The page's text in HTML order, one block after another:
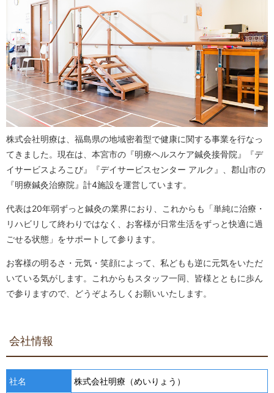
株式会社明療は、福島県の地域密着型で健康に関する事業を行なっ
てきました。現在は、本宮市の『明療ヘルスケア鍼灸接骨院』『デ
イサービスよろこび』『デイサービスセンター アルク』、郡山市の
『明療鍼灸治療院』計4施設を運営しています。
代表は20年弱ずっと鍼灸の業界におり、これからも「単純に治療・
リハビリして終わりではなく、お客様が日常生活をずっと快適に過
ごせる状態」をサポートして参ります。
お客様の明るさ・元気・笑顔によって、私どもも逆に元気をいただ
いている気がします。これからもスタッフ一同、皆様とともに歩ん
で参りますので、どうぞよろしくお願いいたします。
会社情報
社名 株式会社明療（めいりょう）